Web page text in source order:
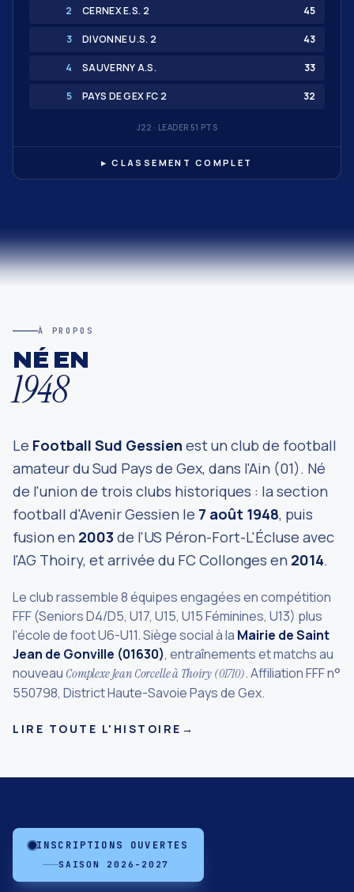
2 CERNEX E.S. 2 45
3 DIVONNE U.S. 2 43
4 SAUVERNY A.S. 33
5 PAYS DE GEX FC 2 32
J22 · LEADER 51 PTS
▸ CLASSEMENT COMPLET
À PROPOS
NÉ EN
1948
Le Football Sud Gessien est un club de football
amateur du Sud Pays de Gex, dans l'Ain (01). Né
de l'union de trois clubs historiques : la section
football d'Avenir Gessien le 7 août 1948, puis
fusion en 2003 de l'US Péron-Fort-L'Écluse avec
l'AG Thoiry, et arrivée du FC Collonges en 2014.
Le club rassemble 8 équipes engagées en compétition
FFF (Seniors D4/D5, U17, U15, U15 Féminines, U13) plus
l'école de foot U6-U11. Siège social à la Mairie de Saint
Jean de Gonville (01630), entraînements et matchs au
nouveau Complexe Jean Corcelle à Thoiry (01710). Affiliation FFF n°
550798, District Haute-Savoie Pays de Gex.
LIRE TOUTE L'HISTOIRE →
INSCRIPTIONS OUVERTES
SAISON 2026-2027